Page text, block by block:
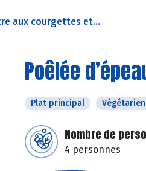
aux courgettes et...
Poêlée
Plat principal Végétarien
Nombre de
4 personnes